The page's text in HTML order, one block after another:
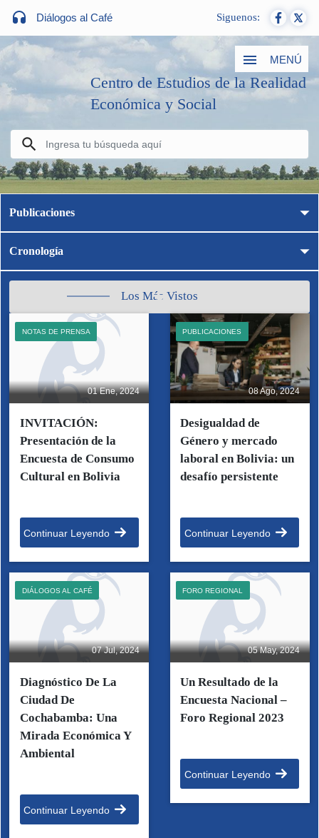
Diálogos al Café Siguenos:
MENÚ
Centro de Estudios de la Realidad
Económica y Social
Publicaciones
Cronología
Los Más Vistos
01 Ene, 2024
NOTAS DE PRENSA
INVITACIÓN:
Presentación de la
Encuesta de Consumo
Cultural en Bolivia
Continuar Leyendo
08 Ago, 2024
PUBLICACIONES
Desigualdad de
Género y mercado
laboral en Bolivia: un
desafío persistente
Continuar Leyendo
07 Jul, 2024
DIÁLOGOS AL CAFÉ
Diagnóstico De La
Ciudad De
Cochabamba: Una
Mirada Económica Y
Ambiental
Continuar Leyendo
05 May, 2024
FORO REGIONAL
Un Resultado de la
Encuesta Nacional –
Foro Regional 2023
Continuar Leyendo